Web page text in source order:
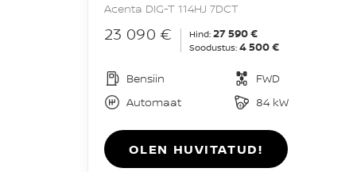
Acenta DIG-T 114HJ 7DCT
23 090 € Hind: 27 590 €
Soodustus: 4 500 €
Bensiin
FWD
Automaat
84 kW
OLEN HUVITATUD!